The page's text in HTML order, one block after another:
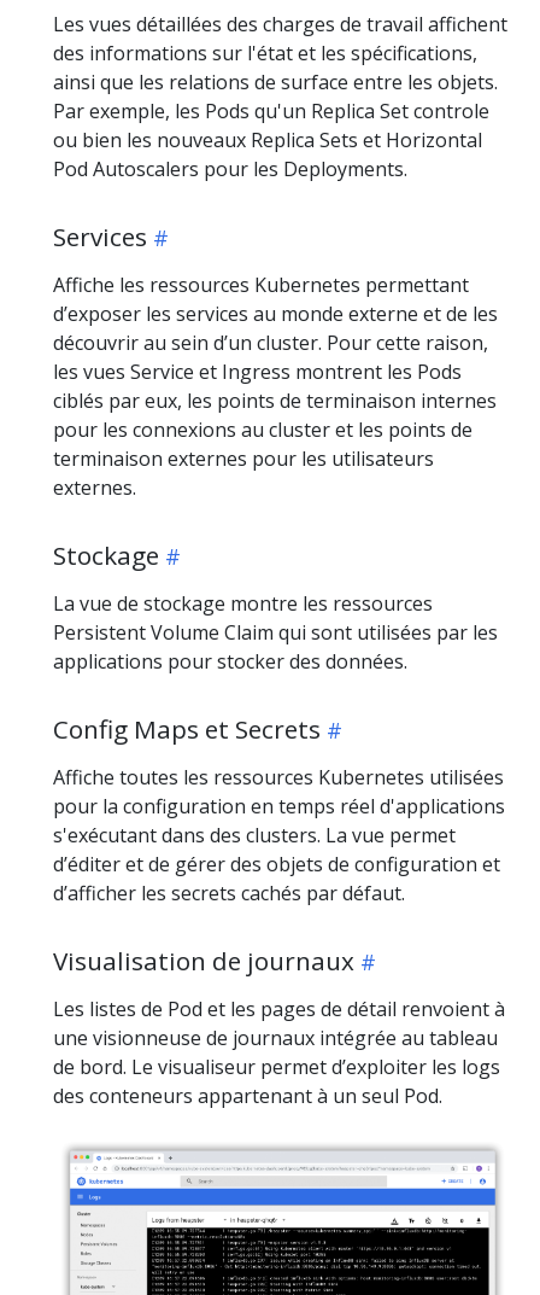
Les vues détaillées des charges de travail affichent
des informations sur l'état et les spécifications,
ainsi que les relations de surface entre les objets.
Par exemple, les Pods qu'un Replica Set controle
ou bien les nouveaux Replica Sets et Horizontal
Pod Autoscalers pour les Deployments.
Services
Affiche les ressources Kubernetes permettant
d’exposer les services au monde externe et de les
découvrir au sein d’un cluster. Pour cette raison,
les vues Service et Ingress montrent les Pods
ciblés par eux, les points de terminaison internes
pour les connexions au cluster et les points de
terminaison externes pour les utilisateurs
externes.
Stockage
La vue de stockage montre les ressources
Persistent Volume Claim qui sont utilisées par les
applications pour stocker des données.
Config Maps et Secrets
Affiche toutes les ressources Kubernetes utilisées
pour la configuration en temps réel d'applications
s'exécutant dans des clusters. La vue permet
d’éditer et de gérer des objets de configuration et
d’afficher les secrets cachés par défaut.
Visualisation de journaux
Les listes de Pod et les pages de détail renvoient à
une visionneuse de journaux intégrée au tableau
de bord. Le visualiseur permet d’exploiter les logs
des conteneurs appartenant à un seul Pod.